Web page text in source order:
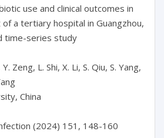
use and clinical outcomes in
a tertiary hospital in Guangzhou,
time-series study
Zeng, L. Shi, X. Li, S. Qiu, S. Yang,
China
(2024) 151, 148-160